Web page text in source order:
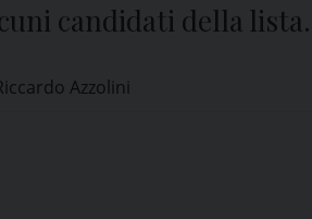
candidati della lista
Azzolini